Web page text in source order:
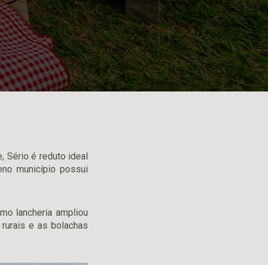
Sério é reduto ideal
município possui
lancheria ampliou
e as bolachas